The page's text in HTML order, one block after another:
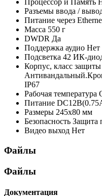
Процессор и Память
Разъемы ввода /
Питание через
Масса 550 г
DWDR Да
Поддержка аудио Нет
Подсветка 42 ИК-
Корпус, класс защиты
IP67
Рабочая температура
Питание
Размеры 245x80 мм
Безопасность Защита
Видео выход Нет
Файлы
Файлы
Документация